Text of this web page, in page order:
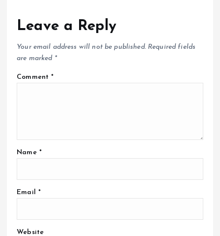
Leave a Reply
Your email address will not be published. Required fields
are marked *
Comment*
Name *
Email *
Website